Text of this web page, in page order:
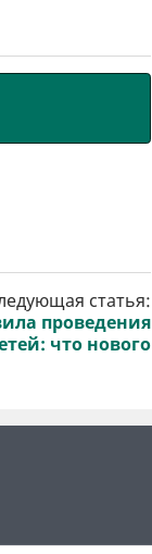
статья:
проведения
что нового